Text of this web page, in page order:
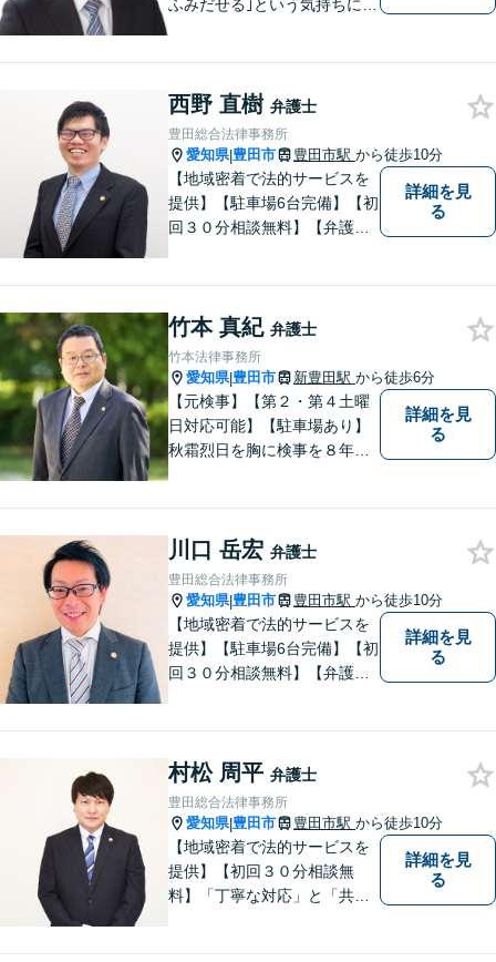
ふみだせる｣という気持ちに向
のご不安はご相談ください。
【法テラス利用可※ご利用要
件あり】
西野 直樹 弁護士
豊田総合法律事務所
愛知県|豊田市 豊田市駅 から徒歩10分
【地域密着で法的サービスを
提供】【駐車場6台完備】【初
回３０分相談無料】【弁護士3
のお困りごとを迅速に解決い
たします。
詳細を見
る
竹本 真紀 弁護士
竹本法律事務所
愛知県|豊田市 新豊田駅 から徒歩6分
【元検事】【第２・第４土曜
日対応可能】【駐車場あり】
秋霜烈日を胸に検事を８年，
添い，「この地域」の方々の
悩みに対して一緒に解決を目
指したいと思います。お待ち
しております。
詳細を見
る
川口 岳宏 弁護士
豊田総合法律事務所
愛知県|豊田市 豊田市駅 から徒歩10分
【地域密着で法的サービスを
提供】【駐車場6台完備】【初
回３０分相談無料】【弁護士3
のお困りごとを迅速に解決い
たします。
詳細を見
る
村松 周平 弁護士
豊田総合法律事務所
愛知県|豊田市 豊田市駅 から徒歩10分
【地域密着で法的サービスを
提供】【初回３０分相談無
料】「丁寧な対応」と「共
詳細を見
る